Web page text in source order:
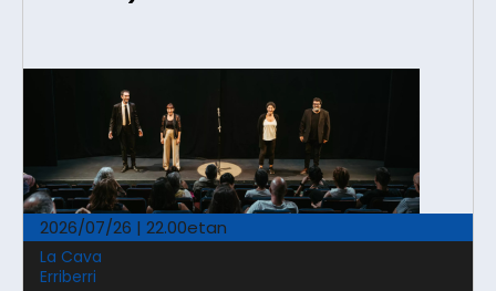
2026/07/26 | 22.00etan
La Cava
Erriberri